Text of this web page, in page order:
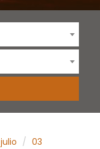
julio
03